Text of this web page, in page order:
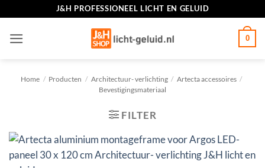
inhoud
J&H PROFESSIONEEL LICHT EN GELUID
0
Home / Producten / Architectuur- verlichting / Artecta accessoires /
Bevestigingsmateriaal
FILTER